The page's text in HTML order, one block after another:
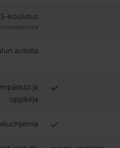
koulutus
autolla
ja
oppikirja